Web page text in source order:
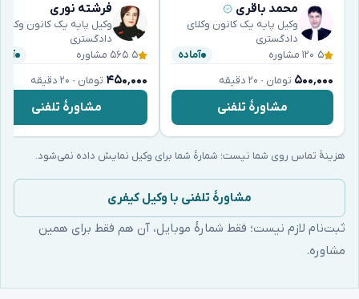
محمد باقری
وکیل پایه یک کانون وکلای
دادگستری
۵ ۱۲۰ مشاوره آماده
۵۰۰٬۰۰۰ تومان · ۲۰ دقیقه
مشاورهٔ تلفنی
فرشته نوری
وکیل پایه یک کانون وکلای
دادگستری
۵ ۵۶۵ مشاوره
۴۵۰٬۰۰۰ تومان · ۲۰ دقیقه
مشاورهٔ تلفنی
هزینهٔ تماس روی شما نیست؛ شمارهٔ شما برای وکیل نمایش داده نمی‌شود.
مشاورهٔ تلفنی با وکیل کیفری
ثبت‌نام لازم نیست؛ فقط شمارهٔ موبایل، آن هم فقط برای همین
مشاوره.